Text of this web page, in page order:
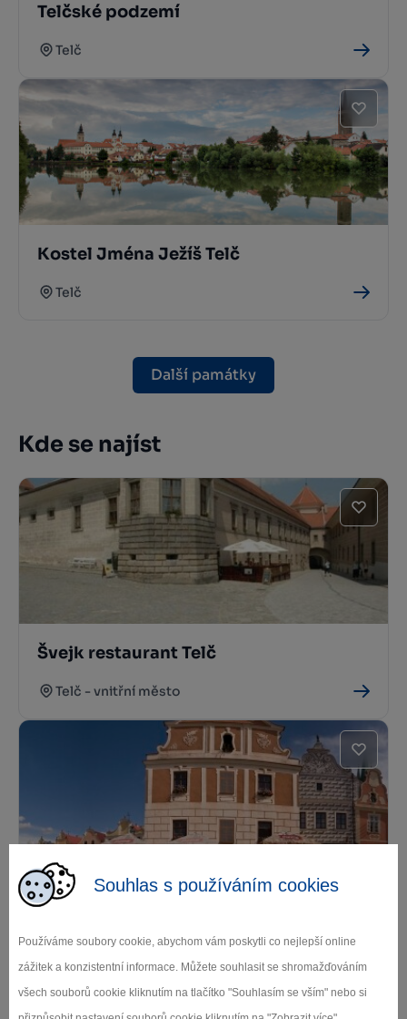
Souhlas s používáním cookies
Používáme soubory cookie, abychom vám poskytli co nejlepší online
zážitek a konzistentní informace. Můžete souhlasit se shromažďováním
všech souborů cookie kliknutím na tlačítko "Souhlasím se vším" nebo si
Telčské podzemí
Telč
Kostel Jména Ježíš Telč
Telč
Další památky
Kde se najíst
Švejk restaurant Telč
Telč - vnitřní město
Pizzerie Telč
Telč